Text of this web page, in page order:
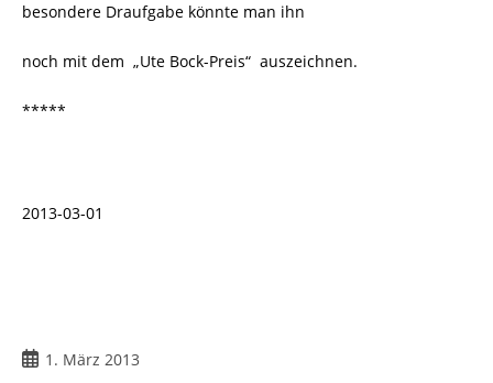
besondere Draufgabe könnte man ihn
noch mit dem „Ute Bock-Preis“ auszeichnen.
*****
2013-03-01
Beitrag1. März 2013